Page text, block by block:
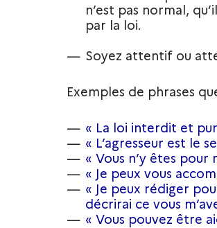
n’est pas normal,
par la loi.
Soyez attentif ou
Exemples de phrases
« La loi interdit et
« L’agresseur est le
« Vous n’y êtes pour
« Je peux vous
« Je peux rédiger
décrirai ce vous
« Vous pouvez être